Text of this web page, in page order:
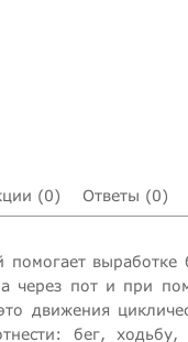
(0) Ответы (0)
выработке
через пот и при
движения
бег,